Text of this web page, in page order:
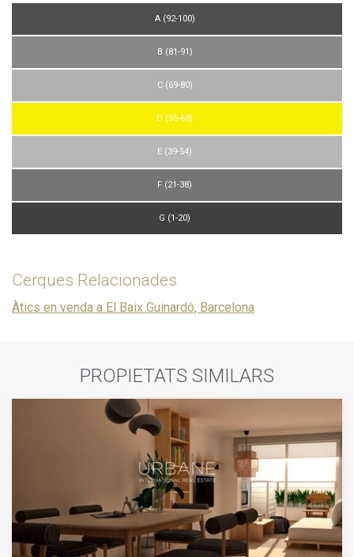
A (92-100)
B (81-91)
C (69-80)
D (55-68)
E (39-54)
F (21-38)
G (1-20)
Cerques Relacionades
Àtics en venda a El Baix Guinardó, Barcelona
PROPIETATS SIMILARS